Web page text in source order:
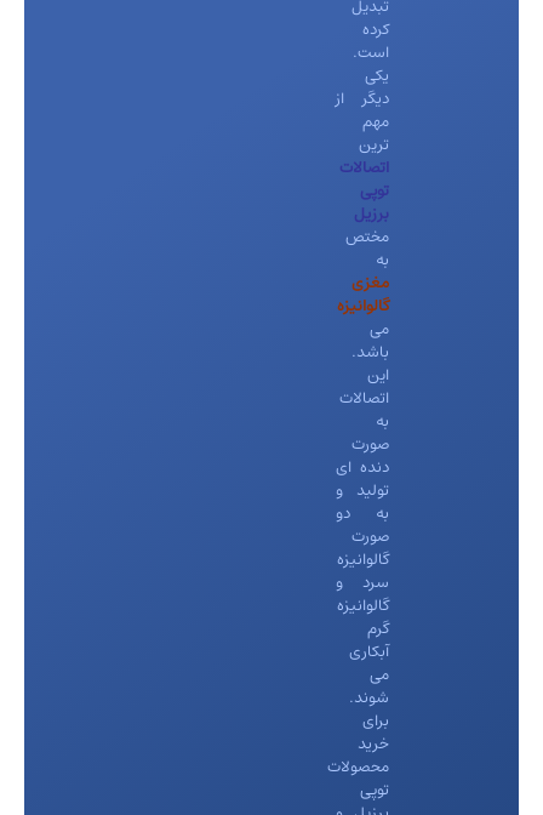
تبدیل
کرده
است.
یکی
دیگر از
مهم
ترین
اتصالات
توپی
برزیل
مختص
به
مغزی
گالوانیزه
می
باشد.
این
اتصالات
به
صورت
دنده ای
تولید و
به دو
صورت
گالوانیزه
سرد و
گالوانیزه
گرم
آبکاری
می
شوند.
برای
خرید
محصولات
توپی